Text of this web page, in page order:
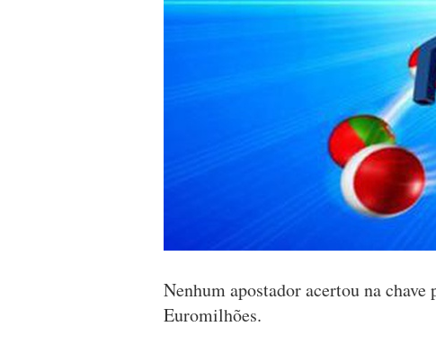
Nenhum apostador acertou na
Euromilhões.